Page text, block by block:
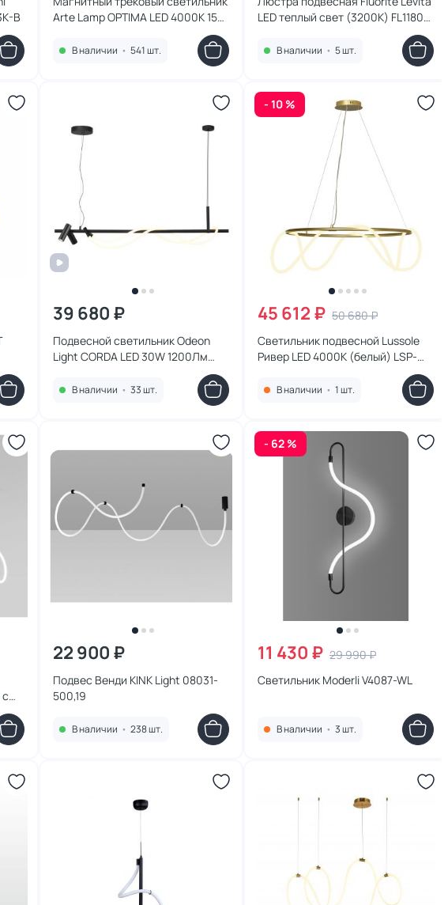
B
Arte Lamp OPTIMA LED 4000K 15W
В наличии • 541 шт.
LED теплый свет (3200K) FL1180-
В наличии • 5 шт.
39 680 ₽
Подвесной светильник Odeon
Light CORDA LED 30W 1200Лм
В наличии • 33 шт.
- 10 %
45 612 ₽ 50 680 ₽
Светильник подвесной Lussole
Ривер LED 4000К (белый) LSP-
В наличии • 1 шт.
1
22 900 ₽
Подвес Венди KINK Light 08031-
500,19
В наличии • 238 шт.
- 62 %
11 430 ₽ 29 990 ₽
Светильник Moderli V4087-WL
В наличии • 3 шт.